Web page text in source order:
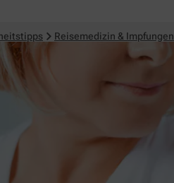
Reisemedizin & Impfungen